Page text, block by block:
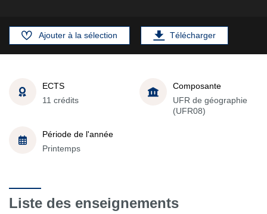
Ajouter à la sélection Télécharger
ECTS
11 crédits
Composante
UFR de géographie
(UFR08)
Période de l'année
Printemps
Liste des enseignements